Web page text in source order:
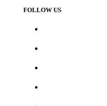
FOLLOW US